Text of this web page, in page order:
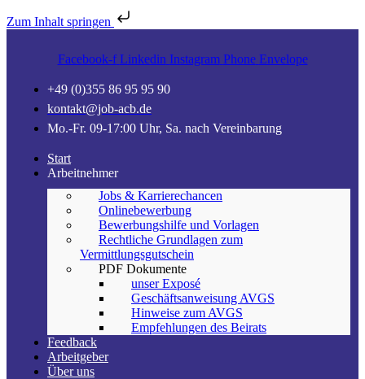
Zum Inhalt springen
Facebook-f Linkedin Instagram Phone Envelope
+49 (0)355 86 95 95 90
kontakt@job-acb.de
Mo.-Fr. 09-17:00 Uhr, Sa. nach Vereinbarung
Start
Arbeitnehmer
Jobs & Karrierechancen
Onlinebewerbung
Bewerbungshilfe und Vorlagen
Rechtliche Grundlagen zum
Vermittlungsgutschein
PDF Dokumente
unser Exposé
Geschäftsanweisung AVGS
Hinweise zum AVGS
Empfehlungen des Beirats
Feedback
Arbeitgeber
Über uns